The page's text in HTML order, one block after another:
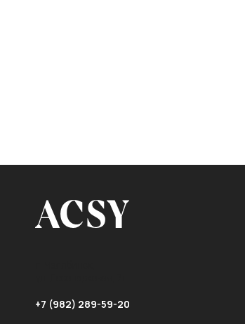
+7 (982) 289-59-20